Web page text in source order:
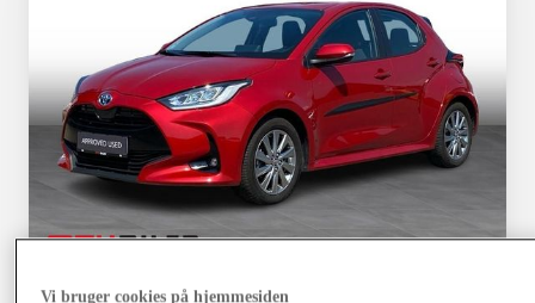
Vi bruger cookies på hjemmesiden